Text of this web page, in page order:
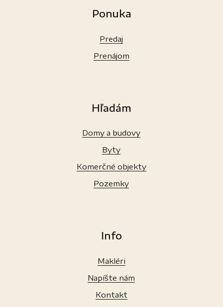
Ponuka
Predaj
Prenájom
Hľadám
Domy a budovy
Byty
Komerčné objekty
Pozemky
Info
Makléri
Napíšte nám
Kontakt